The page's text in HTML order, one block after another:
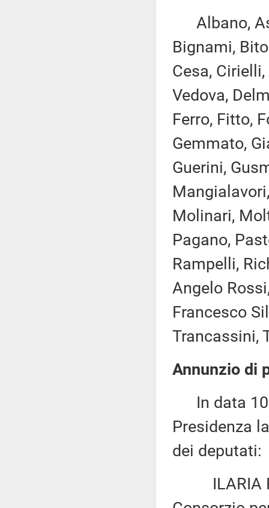
Albano,
Bignami,
Cesa,
Vedova,
Ferro, Fitto,
Gemmato,
Guerini,
Molinari,
Pagano,
Rampelli,
Angelo
Francesco
Trancassini,
Annunzio di
In data 10
Presidenza
dei deputati:
ILARIA